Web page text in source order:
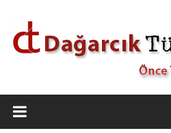
Dağarcık
Türkiye